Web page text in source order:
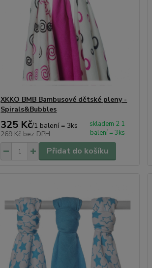
XKKO BMB Bambusové dětské pleny -
Spirals&Bubbles
325 Kč/1 balení = 3ks
269 Kč bez DPH
skladem 2 1
balení = 3ks
Přidat do košíku